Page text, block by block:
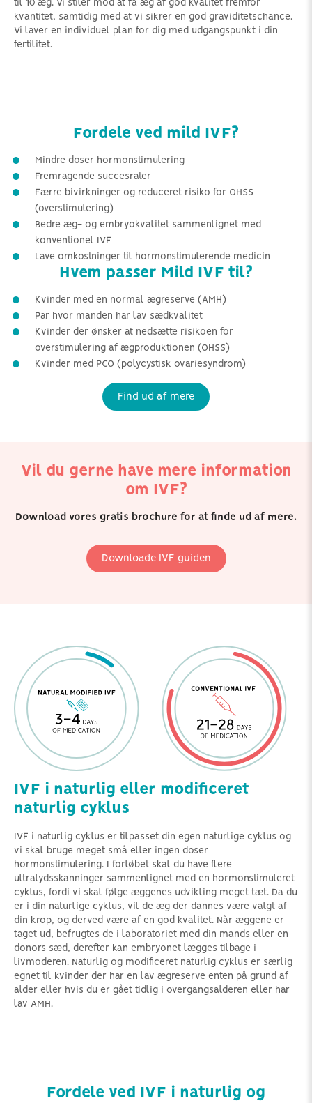
til 10 æg. Vi stiler mod at få æg af god kvalitet fremfor
kvantitet, samtidig med at vi sikrer en god graviditetschance.
Vi laver en individuel plan for dig med udgangspunkt i din
fertilitet.
Fordele ved mild IVF?
Mindre doser hormonstimulering
Fremragende succesrater
Færre bivirkninger og reduceret risiko for OHSS
(overstimulering)
Bedre æg- og embryokvalitet sammenlignet med
konventionel IVF
Lave omkostninger til hormonstimulerende medicin
Hvem passer Mild IVF til?
Kvinder med en normal ægreserve (AMH)
Par hvor manden har lav sædkvalitet
Kvinder der ønsker at nedsætte risikoen for
overstimulering af ægproduktionen (OHSS)
Kvinder med PCO (polycystisk ovariesyndrom)
Find ud af mere
Vil du gerne have mere information
om IVF?
Download vores gratis brochure for at finde ud af mere.
Downloade IVF guiden
IVF i naturlig eller modificeret
naturlig cyklus
IVF i naturlig cyklus er tilpasset din egen naturlige cyklus og
vi skal bruge meget små eller ingen doser
hormonstimulering. I forløbet skal du have flere
ultralydsskanninger sammenlignet med en hormonstimuleret
cyklus, fordi vi skal følge æggenes udvikling meget tæt. Da du
er i din naturlige cyklus, vil de æg der dannes være valgt af
din krop, og derved være af en god kvalitet. Når æggene er
taget ud, befrugtes de i laboratoriet med din mands eller en
donors sæd, derefter kan embryonet lægges tilbage i
livmoderen. Naturlig og modificeret naturlig cyklus er særlig
egnet til kvinder der har en lav ægreserve enten på grund af
alder eller hvis du er gået tidlig i overgangsalderen eller har
lav AMH.
Fordele ved IVF i naturlig og